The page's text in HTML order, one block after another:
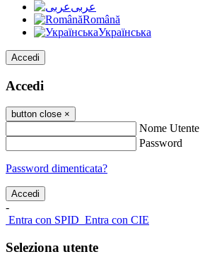
عربى
Română
Українська
Accedi
Accedi
button close ×
Nome Utente
Password
Password dimenticata?
-
Entra con SPID Entra con CIE
Seleziona utente